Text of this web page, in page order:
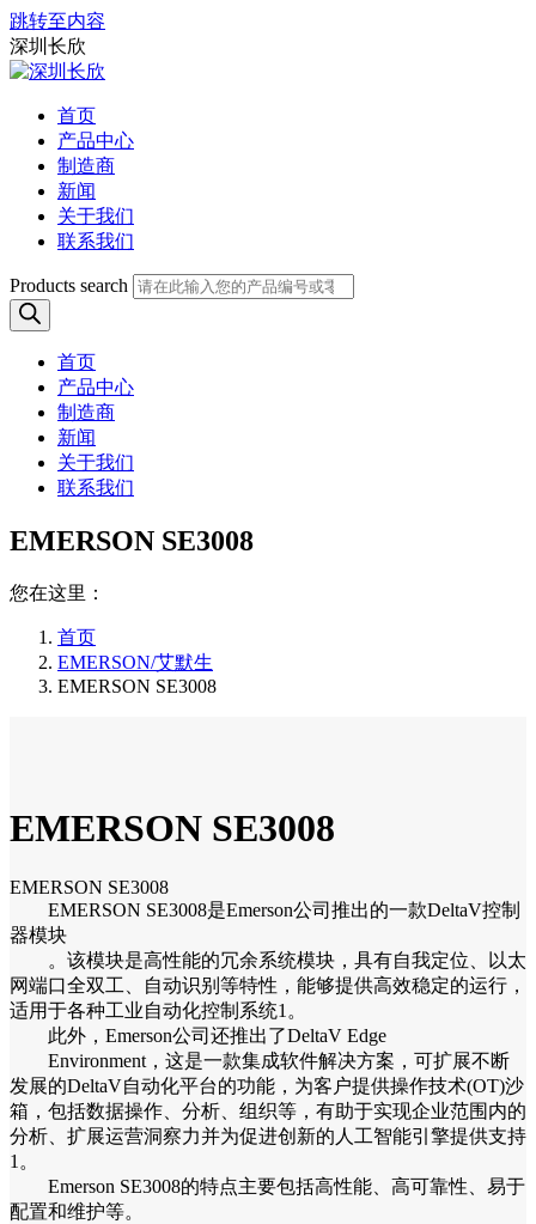
跳转至内容
深圳长欣
首页
产品中心
制造商
新闻
关于我们
联系我们
Products search
首页
产品中心
制造商
新闻
关于我们
联系我们
EMERSON SE3008
您在这里：
首页
EMERSON/艾默生
EMERSON SE3008
EMERSON SE3008
EMERSON SE3008
EMERSON SE3008是Emerson公司推出的一款DeltaV控制
器模块
。该模块是高性能的冗余系统模块，具有自我定位、以太
网端口全双工、自动识别等特性，能够提供高效稳定的运行，
适用于各种工业自动化控制系统1。
此外，Emerson公司还推出了DeltaV Edge
Environment，这是一款集成软件解决方案，可扩展不断
发展的DeltaV自动化平台的功能，为客户提供操作技术(OT)沙
箱，包括数据操作、分析、组织等，有助于实现企业范围内的
分析、扩展运营洞察力并为促进创新的人工智能引擎提供支持
1。
Emerson SE3008的特点主要包括高性能、高可靠性、易于
配置和维护等。